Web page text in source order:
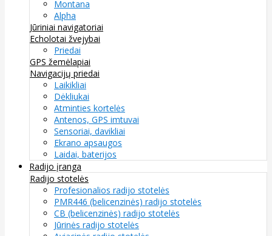
Montana
Alpha
Jūriniai navigatoriai
Echolotai žvejybai
Priedai
GPS žemėlapiai
Navigacijų priedai
Laikikliai
Dėkliukai
Atminties kortelės
Antenos, GPS imtuvai
Sensoriai, davikliai
Ekrano apsaugos
Laidai, baterijos
Radijo įranga
Radijo stotelės
Profesionalios radijo stotelės
PMR446 (belicenzinės) radijo stotelės
CB (belicenzinės) radijo stotelės
Jūrinės radijo stotelės